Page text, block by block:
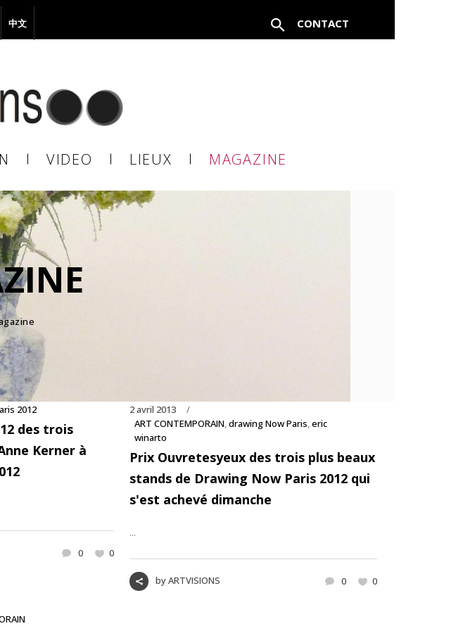
中文 CONTACT
VIDEO LIEUX MAGAZINE
2012
des trois
Kerner à
0 0
2 avril 2013
ART CONTEMPORAIN,drawing Now Paris,eric
winarto
Prix Ouvretesyeux des trois plus beaux
stands de Drawing Now Paris 2012 qui
s'est achevé dimanche
...
byARTVISIONS 0 0
communiquer votre adresse
cas elle ne sera transmise à un